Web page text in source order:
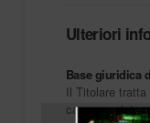
Ulteriori
Base giuridica
Il Titolare tratta
caso sussista